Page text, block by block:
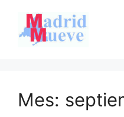
contenido
Mes: